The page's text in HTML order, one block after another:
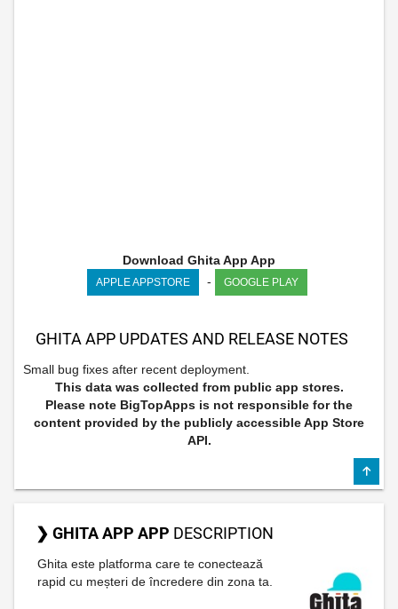
Download Ghita App App
APPLE APPSTORE - GOOGLE PLAY
GHITA APP UPDATES AND RELEASE NOTES
Small bug fixes after recent deployment.
This data was collected from public app stores.
Please note BigTopApps is not responsible for the
content provided by the publicly accessible App Store
API.
❯ GHITA APP APP DESCRIPTION
Ghita este platforma care te conectează
rapid cu meșteri de încredere din zona ta.